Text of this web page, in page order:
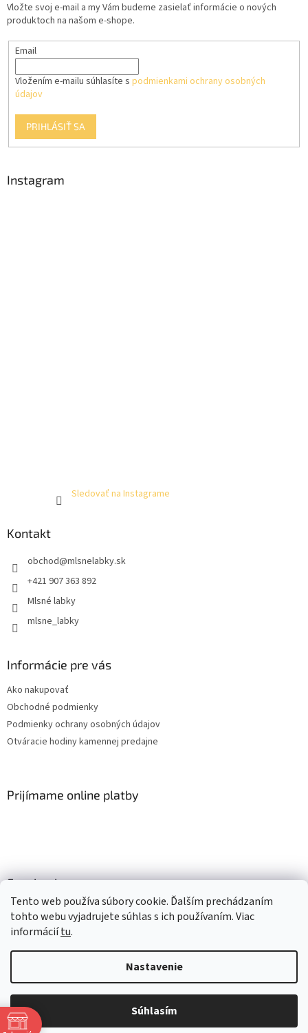
Tento web používa súbory cookie. Ďalším prechádzaním
tohto webu vyjadrujete súhlas s ich používaním. Viac
informáciítu.
Nastavenie
Súhlasím
Vložte svoj e-mail a my Vám budeme zasielať informácie o nových
produktoch na našom e-shope.
Email
Vložením e-mailu súhlasíte s podmienkami ochrany osobných
údajov
PRIHLÁSIŤ SA
Instagram
Sledovať na Instagrame
Kontakt
obchod@mlsnelabky.sk
+421 907 363 892
Mlsné labky
mlsne_labky
Informácie pre vás
Ako nakupovať
Obchodné podmienky
Podmienky ochrany osobných údajov
Otváracie hodiny kamennej predajne
Prijímame online platby
Facebook
Vytvoril Shoptet
Copyright 2026Mlsné labky. Všetky práva vyhradené.Upraviť
nastavenie cookies